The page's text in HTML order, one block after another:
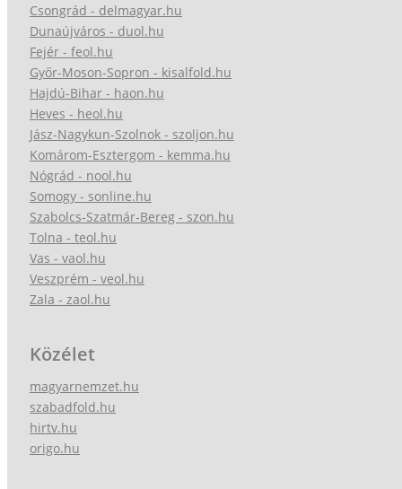
Csongrád - delmagyar.hu
Dunaújváros - duol.hu
Fejér - feol.hu
Győr-Moson-Sopron - kisalfold.hu
Hajdú-Bihar - haon.hu
Heves - heol.hu
Jász-Nagykun-Szolnok - szoljon.hu
Komárom-Esztergom - kemma.hu
Nógrád - nool.hu
Somogy - sonline.hu
Szabolcs-Szatmár-Bereg - szon.hu
Tolna - teol.hu
Vas - vaol.hu
Veszprém - veol.hu
Zala - zaol.hu
Közélet
magyarnemzet.hu
szabadfold.hu
hirtv.hu
origo.hu